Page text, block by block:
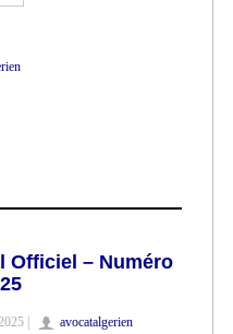
Officiel – Numéro
| avocatalgerien